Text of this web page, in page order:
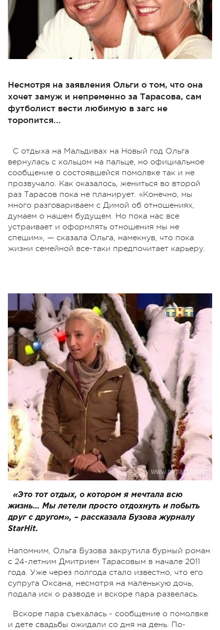
Несмотря на заявления Ольги о том, что она
хочет замуж и непременно за Тарасова, сам
футболист вести любимую в загс не
торопится...
С отдыха на Мальдивах на Новый год Ольга
вернулась с кольцом на пальце, но официальное
сообщение о состоявшейся помолвке так и не
прозвучало. Как оказалось, жениться во второй
раз Тарасов пока не планирует. «Конечно, мы
много разговариваем с Димой об отношениях,
думаем о нашем будущем. Но пока нас все
устраивает и оформлять отношения мы не
спешим», — сказала Ольга, намекнув, что пока
жизни семейной все-таки предпочитает карьеру.
«Это тот отдых, о котором я мечтала всю
жизнь… Мы летели просто отдохнуть и побыть
друг с другом», – рассказала Бузова журналу
StarHit.
Напомним, Ольга Бузова закрутила бурный роман
с 24-летним Дмитрием Тарасовым в начале 2011
года. Уже через полгода стало известно, что его
супруга Оксана, несмотря на маленькую дочь,
подала иск о разводе и вскоре пара развелась.
Вскоре пара съехалась - сообщение о помолвке
и дете свадьбы ожидали со дня на день. По-